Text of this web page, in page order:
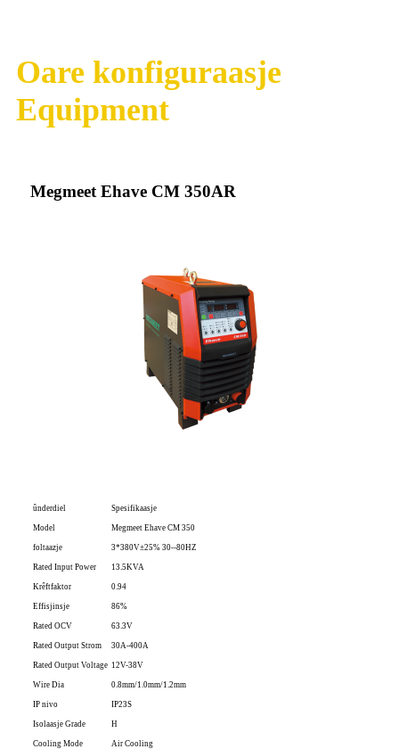
Oare konfiguraasje
Equipment
Megmeet Ehave CM 350AR
ûnderdiel Spesifikaasje
Model Megmeet Ehave CM 350
foltaazje 3*380V±25% 30--80HZ
Rated Input Power 13.5KVA
Krêftfaktor 0.94
Effisjinsje 86%
Rated OCV 63.3V
Rated Output Strom 30A-400A
Rated Output Voltage 12V-38V
Wire Dia 0.8mm/1.0mm/1.2mm
IP nivo IP23S
Isolaasje Grade H
Cooling Mode Air Cooling